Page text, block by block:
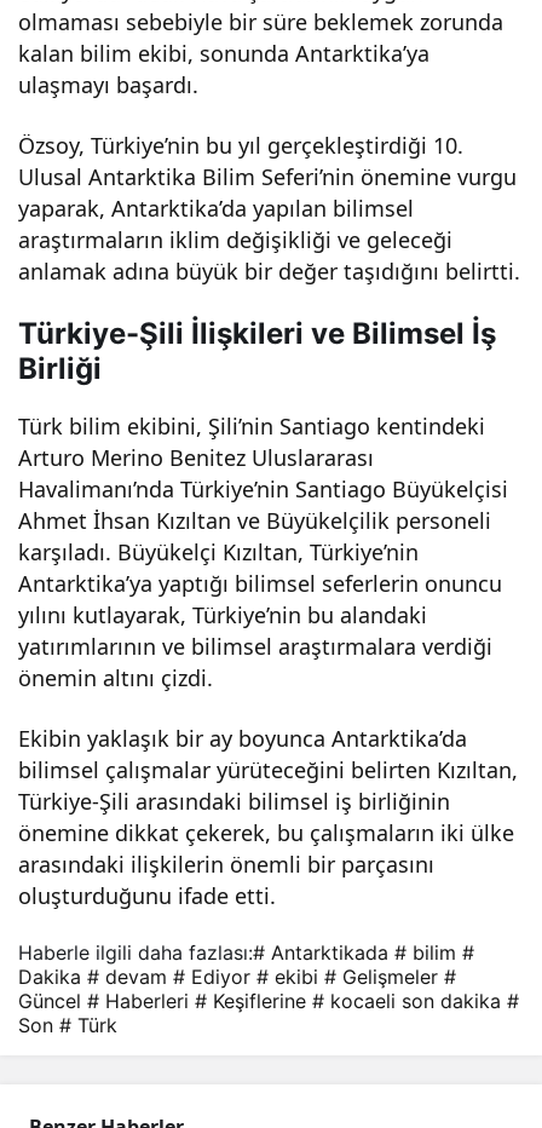
olmaması sebebiyle bir süre beklemek zorunda
kalan bilim ekibi, sonunda Antarktika’ya
ulaşmayı başardı.
Özsoy, Türkiye’nin bu yıl gerçekleştirdiği 10.
Ulusal Antarktika Bilim Seferi’nin önemine vurgu
yaparak, Antarktika’da yapılan bilimsel
araştırmaların iklim değişikliği ve geleceği
anlamak adına büyük bir değer taşıdığını belirtti.
Türkiye-Şili İlişkileri ve Bilimsel İş
Birliği
Türk bilim ekibini, Şili’nin Santiago kentindeki
Arturo Merino Benitez Uluslararası
Havalimanı’nda Türkiye’nin Santiago Büyükelçisi
Ahmet İhsan Kızıltan ve Büyükelçilik personeli
karşıladı. Büyükelçi Kızıltan, Türkiye’nin
Antarktika’ya yaptığı bilimsel seferlerin onuncu
yılını kutlayarak, Türkiye’nin bu alandaki
yatırımlarının ve bilimsel araştırmalara verdiği
önemin altını çizdi.
Ekibin yaklaşık bir ay boyunca Antarktika’da
bilimsel çalışmalar yürüteceğini belirten Kızıltan,
Türkiye-Şili arasındaki bilimsel iş birliğinin
önemine dikkat çekerek, bu çalışmaların iki ülke
arasındaki ilişkilerin önemli bir parçasını
oluşturduğunu ifade etti.
erler
cel
Geli
ler
Haberle ilgili daha fazlası:# Antarktikada # bilim #
Dakika # devam # Ediyor # ekibi # Gelişmeler #
Güncel # Haberleri # Keşiflerine # kocaeli son dakika #
Son # Türk